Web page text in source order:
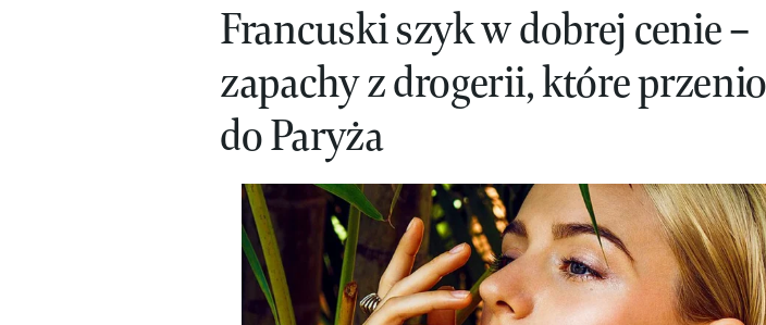
Francuski szyk w dobrej cenie –
zapachy z drogerii, które
do Paryża